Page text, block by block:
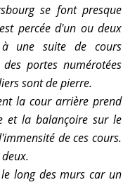
se font presque
percée d'un ou deux
une suite de cours
portes numérotées
sont de pierre.
la cour arrière prend
et la balançoire sur le
de ces cours.
long des murs car un